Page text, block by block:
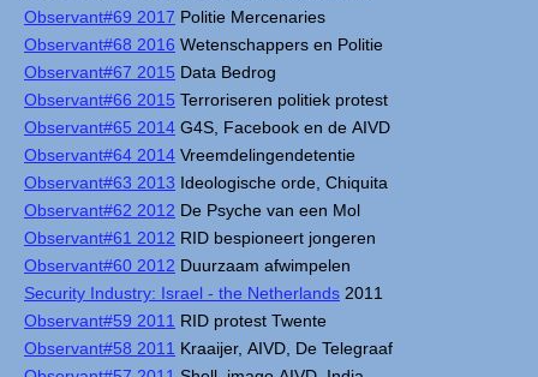
Observant#69 2017 Politie Mercenaries
Observant#68 2016 Wetenschappers en Politie
Observant#67 2015 Data Bedrog
Observant#66 2015 Terroriseren politiek protest
Observant#65 2014 G4S, Facebook en de AIVD
Observant#64 2014 Vreemdelingendetentie
Observant#63 2013 Ideologische orde, Chiquita
Observant#62 2012 De Psyche van een Mol
Observant#61 2012 RID bespioneert jongeren
Observant#60 2012 Duurzaam afwimpelen
Security Industry: Israel - the Netherlands 2011
Observant#59 2011 RID protest Twente
Observant#58 2011 Kraaijer, AIVD, De Telegraaf